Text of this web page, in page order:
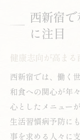
西新宿
に注目
健康志向が高ま
西新宿では、働く
和食への関心が年
心としたメニュー
生活習慣病予防に
事を求める人々に